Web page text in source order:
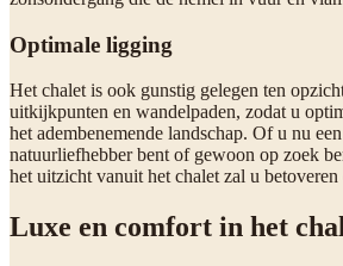
Optimale ligging
Het chalet is ook gunstig gelegen ten
uitkijkpunten en wandelpaden, zodat u
het adembenemende landschap. Of u nu
natuurliefhebber bent of gewoon op zoek
het uitzicht vanuit het chalet zal u betoveren
Luxe en comfort in het